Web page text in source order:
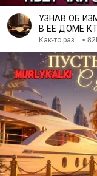
УЗНАВ ОБ
В ЕЁ ДОМЕ
СЛОВНО
Как-то раз... •